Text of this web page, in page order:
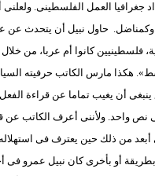
جغرافيا العمل الفلسطينى.
وكمناضل. حاول نبيل أن يتحدث عن
فلسطينيين كانوا أم عربا، من خلال
هكذا مارس الكاتب حرفيته
أن يغيب تماما عن قراءة
نص واحد. ولأننى أعرف الكاتب عن
أبعد من ذلك حين يعترف فى
أو بأخرى كان نبيل عمرو فى